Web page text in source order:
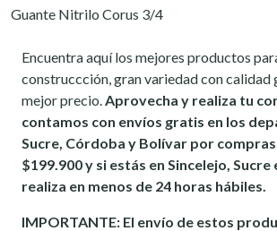
Guante Nitrilo Corus 3/4
Encuentra aquí los mejores productos
construccción, gran variedad con calidad
mejor precio.Aprovecha y realiza tu
contamos con envíos gratis en los
Sucre, Córdoba y Bolívar por
$199.900 y si estás en Sincelejo, Sucre
realiza en menos de 24 horas hábiles.
IMPORTANTE: El envío de estos